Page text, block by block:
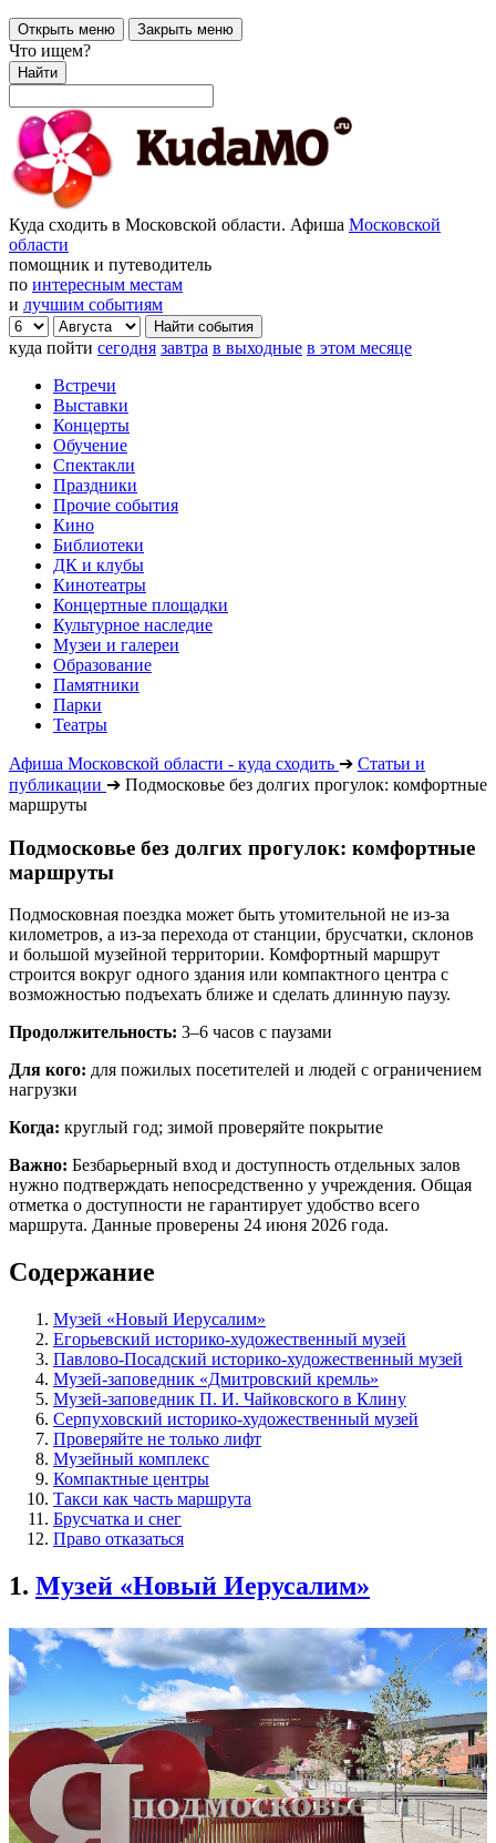
Открыть меню Закрыть меню
Что ищем?
Найти
Куда сходить в Московской области. Афиша Московской
области
помощник и путеводитель
по интересным местам
и лучшим событиям
куда пойти сегодня завтра в выходные в этом месяце
Встречи
Выставки
Концерты
Обучение
Спектакли
Праздники
Прочие события
Кино
Библиотеки
ДК и клубы
Кинотеатры
Концертные площадки
Культурное наследие
Музеи и галереи
Образование
Памятники
Парки
Театры
Афиша Московской области - куда сходить ➔ Статьи и
публикации ➔ Подмосковье без долгих прогулок: комфортные
маршруты
Подмосковье без долгих прогулок: комфортные
маршруты
Подмосковная поездка может быть утомительной не из-за
километров, а из-за перехода от станции, брусчатки, склонов
и большой музейной территории. Комфортный маршрут
строится вокруг одного здания или компактного центра с
возможностью подъехать ближе и сделать длинную паузу.
Продолжительность: 3–6 часов с паузами
Для кого: для пожилых посетителей и людей с ограничением
нагрузки
Когда: круглый год; зимой проверяйте покрытие
Важно: Безбарьерный вход и доступность отдельных залов
нужно подтверждать непосредственно у учреждения. Общая
отметка о доступности не гарантирует удобство всего
маршрута. Данные проверены 24 июня 2026 года.
Содержание
Музей «Новый Иерусалим»
Егорьевский историко-художественный музей
Павлово-Посадский историко-художественный музей
Музей-заповедник «Дмитровский кремль»
Музей-заповедник П. И. Чайковского в Клину
Серпуховский историко-художественный музей
Проверяйте не только лифт
Музейный комплекс
Компактные центры
Такси как часть маршрута
Брусчатка и снег
Право отказаться
1. Музей «Новый Иерусалим»